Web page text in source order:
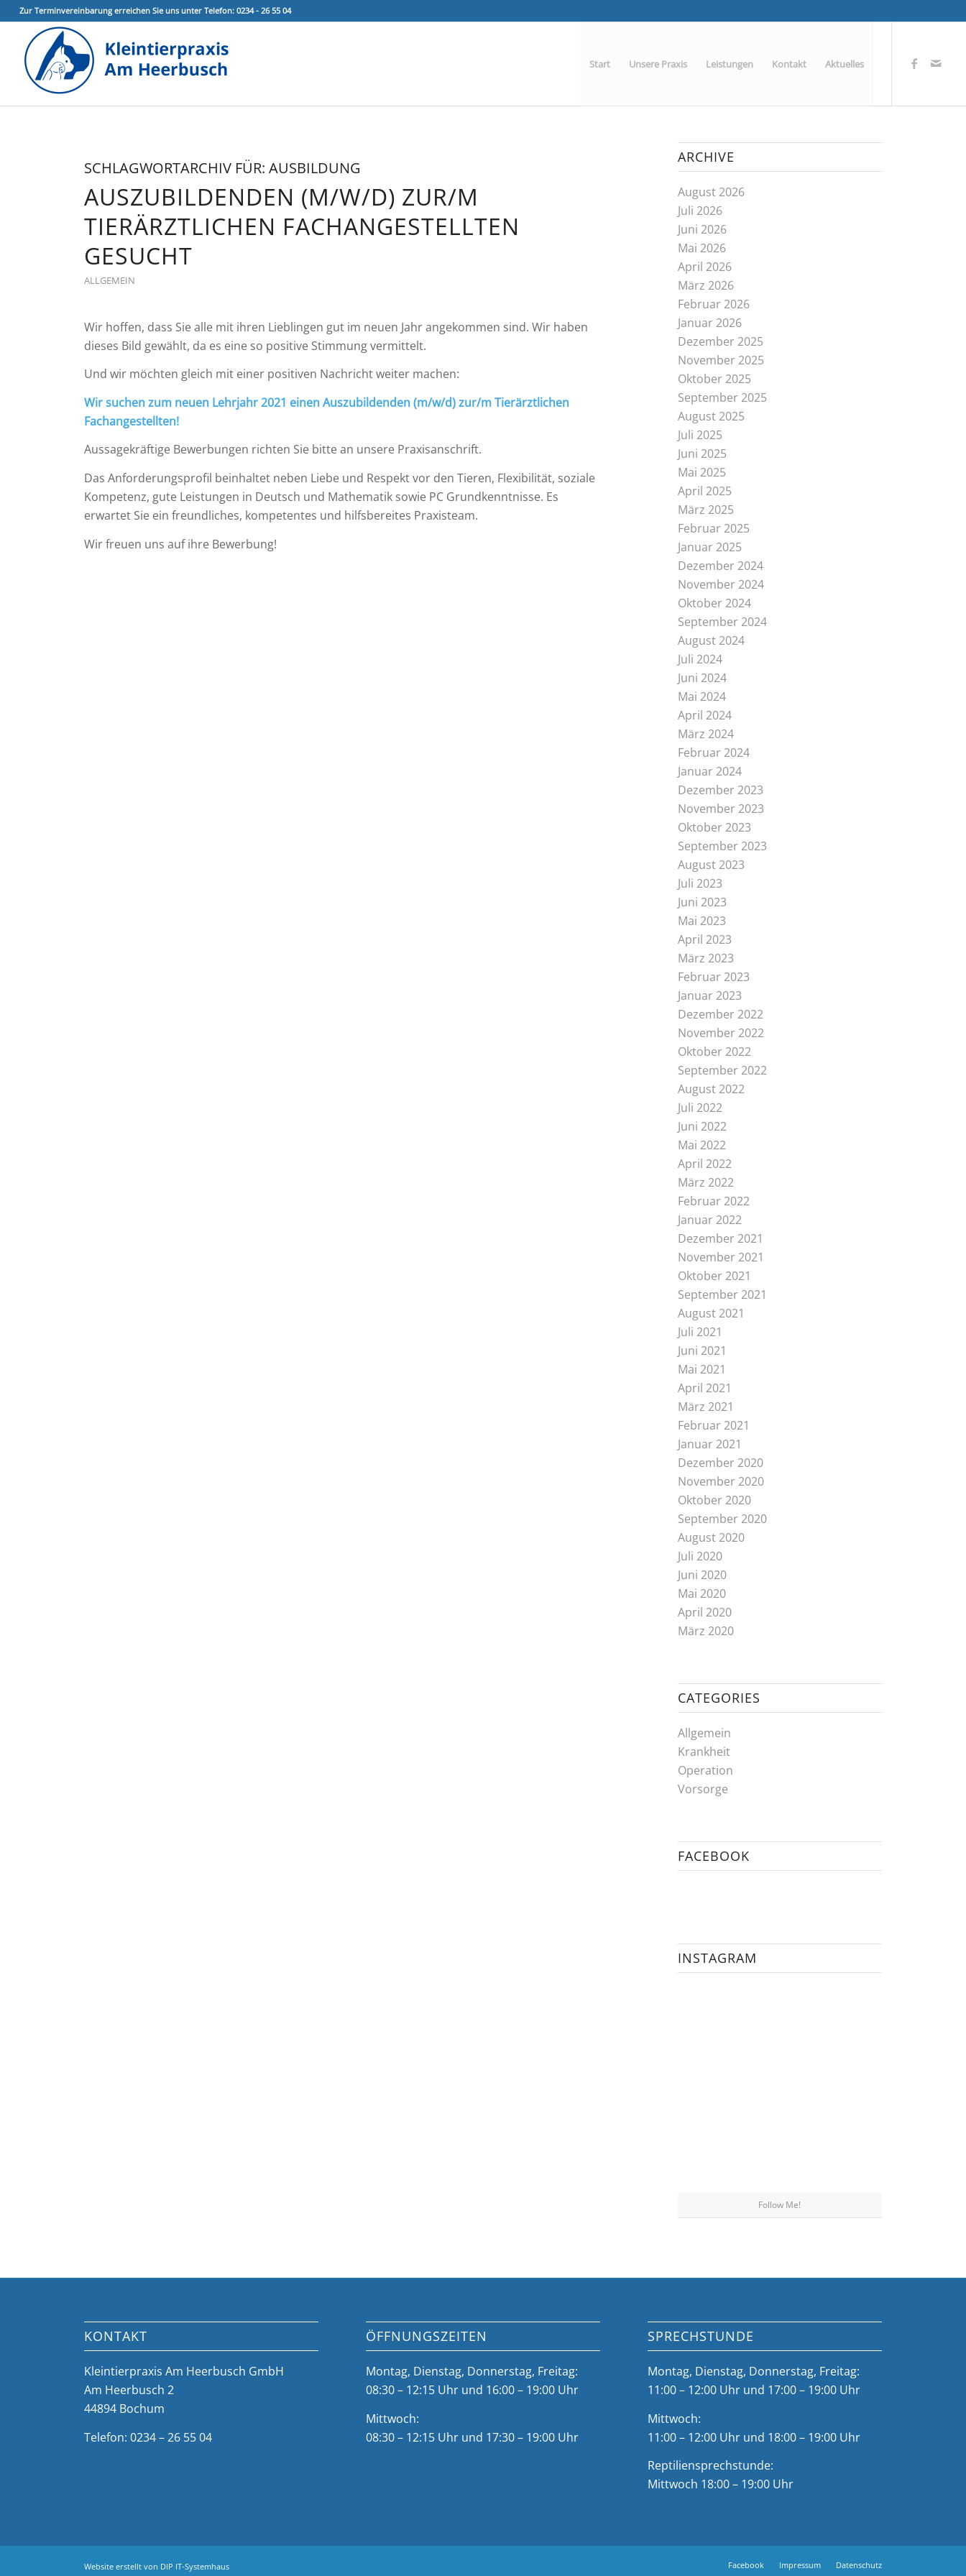
Zur Terminvereinbarung erreichen Sie uns unter Telefon: 0234 - 26 55 04
Start Unsere Praxis Leistungen Kontakt Aktuelles
SCHLAGWORTARCHIV FÜR:AUSBILDUNG
AUSZUBILDENDEN (M/W/D) ZUR/M
TIERÄRZTLICHEN FACHANGESTELLTEN
GESUCHT
ALLGEMEIN
Wir hoffen, dass Sie alle mit ihren Lieblingen gut im neuen Jahr angekommen sind. Wir haben
dieses Bild gewählt, da es eine so positive Stimmung vermittelt.
Und wir möchten gleich mit einer positiven Nachricht weiter machen:
Wir suchen zum neuen Lehrjahr 2021 einen Auszubildenden (m/w/d) zur/m Tierärztlichen
Fachangestellten!
Aussagekräftige Bewerbungen richten Sie bitte an unsere Praxisanschrift.
Das Anforderungsprofil beinhaltet neben Liebe und Respekt vor den Tieren, Flexibilität, soziale
Kompetenz, gute Leistungen in Deutsch und Mathematik sowie PC Grundkenntnisse. Es
erwartet Sie ein freundliches, kompetentes und hilfsbereites Praxisteam.
Wir freuen uns auf ihre Bewerbung!
ARCHIVE
August 2026
Juli 2026
Juni 2026
Mai 2026
April 2026
März 2026
Februar 2026
Januar 2026
Dezember 2025
November 2025
Oktober 2025
September 2025
August 2025
Juli 2025
Juni 2025
Mai 2025
April 2025
März 2025
Februar 2025
Januar 2025
Dezember 2024
November 2024
Oktober 2024
September 2024
August 2024
Juli 2024
Juni 2024
Mai 2024
April 2024
März 2024
Februar 2024
Januar 2024
Dezember 2023
November 2023
Oktober 2023
September 2023
August 2023
Juli 2023
Juni 2023
Mai 2023
April 2023
März 2023
Februar 2023
Januar 2023
Dezember 2022
November 2022
Oktober 2022
September 2022
August 2022
Juli 2022
Juni 2022
Mai 2022
April 2022
März 2022
Februar 2022
Januar 2022
Dezember 2021
November 2021
Oktober 2021
September 2021
August 2021
Juli 2021
Juni 2021
Mai 2021
April 2021
März 2021
Februar 2021
Januar 2021
Dezember 2020
November 2020
Oktober 2020
September 2020
August 2020
Juli 2020
Juni 2020
Mai 2020
April 2020
März 2020
CATEGORIES
Allgemein
Krankheit
Operation
Vorsorge
FACEBOOK
INSTAGRAM
Follow Me!
KONTAKT
Kleintierpraxis Am Heerbusch GmbH
Am Heerbusch 2
44894 Bochum
Telefon: 0234 – 26 55 04
ÖFFNUNGSZEITEN
Montag, Dienstag, Donnerstag, Freitag:
08:30 – 12:15 Uhr und 16:00 – 19:00 Uhr
Mittwoch:
08:30 – 12:15 Uhr und 17:30 – 19:00 Uhr
SPRECHSTUNDE
Montag, Dienstag, Donnerstag, Freitag:
11:00 – 12:00 Uhr und 17:00 – 19:00 Uhr
Mittwoch:
11:00 – 12:00 Uhr und 18:00 – 19:00 Uhr
Reptiliensprechstunde:
Mittwoch 18:00 – 19:00 Uhr
Website erstellt von DIP IT-Systemhaus Facebook Impressum Datenschutz